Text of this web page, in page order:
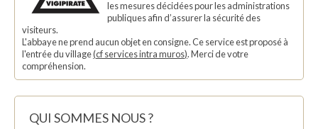
les mesures décidées pour les administrations
publiques afin d’assurer la sécurité des
visiteurs.
L'abbaye ne prend aucun objet en consigne. Ce service est proposé à
l'entrée du village(cf services intra muros). Merci de votre
compréhension.
QUI SOMMES NOUS ?